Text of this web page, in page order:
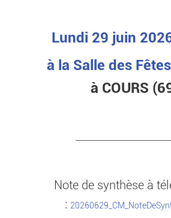
Lundi 29 juin
à la Salle des
à COURS
Note de synthèse à
: